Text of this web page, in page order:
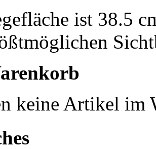
ist 38.5
keine Artikel im